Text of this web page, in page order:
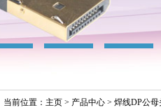
当前位置： 主页 > 产品中心 > 焊线DP公母